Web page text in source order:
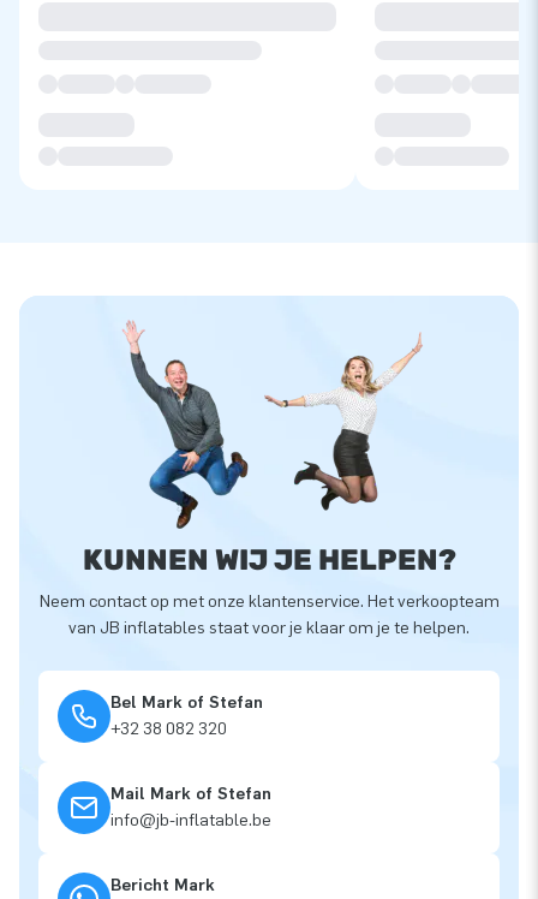
KUNNEN WIJ JE HELPEN?
Neem contact op met onze klantenservice. Het verkoopteam
van JB inflatables staat voor je klaar om je te helpen.
Bel Mark of Stefan
+32 38 082 320
Mail Mark of Stefan
info@jb-inflatable.be
Bericht Mark